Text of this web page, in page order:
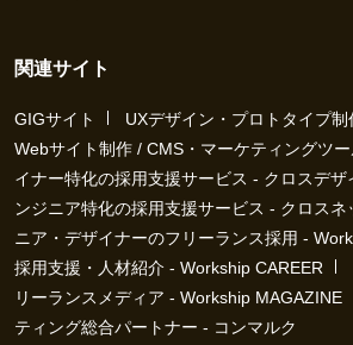
関連サイト
GIGサイト
UXデザイン・プロトタイプ
Webサイト制作 / CMS・マーケティングツ
イナー特化の採用支援サービス - クロスデザ
ンジニア特化の採用支援サービス - クロスネ
ニア・デザイナーのフリーランス採用 -
採用支援・人材紹介 - Workship CAREER
リーランスメディア - Workship MAGAZINE
ティング総合パートナー - コンマルク